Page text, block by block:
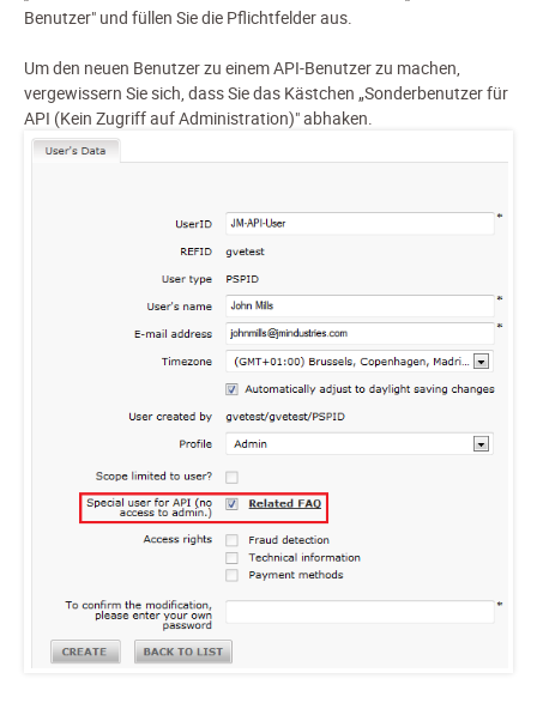
Benutzer" und füllen Sie die Pflichtfelder aus.
Um den neuen Benutzer zu einem API-Benutzer zu machen,
vergewissern Sie sich, dass Sie das Kästchen „Sonderbenutzer für
API (Kein Zugriff auf Administration)" abhaken.